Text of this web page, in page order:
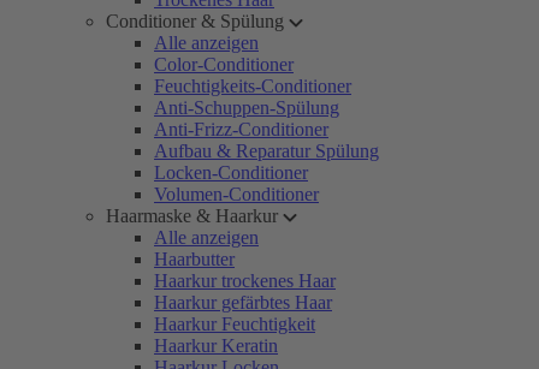
Conditioner & Spülung
Alle anzeigen
Color-Conditioner
Feuchtigkeits-Conditioner
Anti-Schuppen-Spülung
Anti-Frizz-Conditioner
Aufbau & Reparatur Spülung
Locken-Conditioner
Volumen-Conditioner
Haarmaske & Haarkur
Alle anzeigen
Haarbutter
Haarkur trockenes Haar
Haarkur gefärbtes Haar
Haarkur Feuchtigkeit
Haarkur Keratin